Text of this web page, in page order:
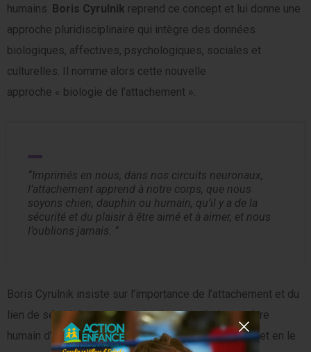
humains. Boris Cyrulnik reprend ce concept et lui donne une
approche pluridisciplinaire qui intègre des données
biologiques, affectives, psychologiques, sociales et
culturelles. Il nomme alors cette nouvelle
approche « biologie de l’attachement ».
Imprimés en nous, dans nos circuits neuronaux,
l’attachement apprend à notre corps, que nous
soyons chien, dauphin ou humain, qu’il y a de la
sécurité et du plaisir à être aimé et à aimer, et nous
l’oublions jamais.
Boris Cyrulnik insiste sur l’importance de l’attachement et du
lien de sécurité comme celui qui permet à chaque être
humain d’acquérir suffisamment de confiance en soi et en le